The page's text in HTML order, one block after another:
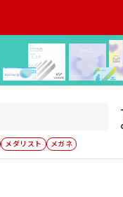
メダリスト メガネ